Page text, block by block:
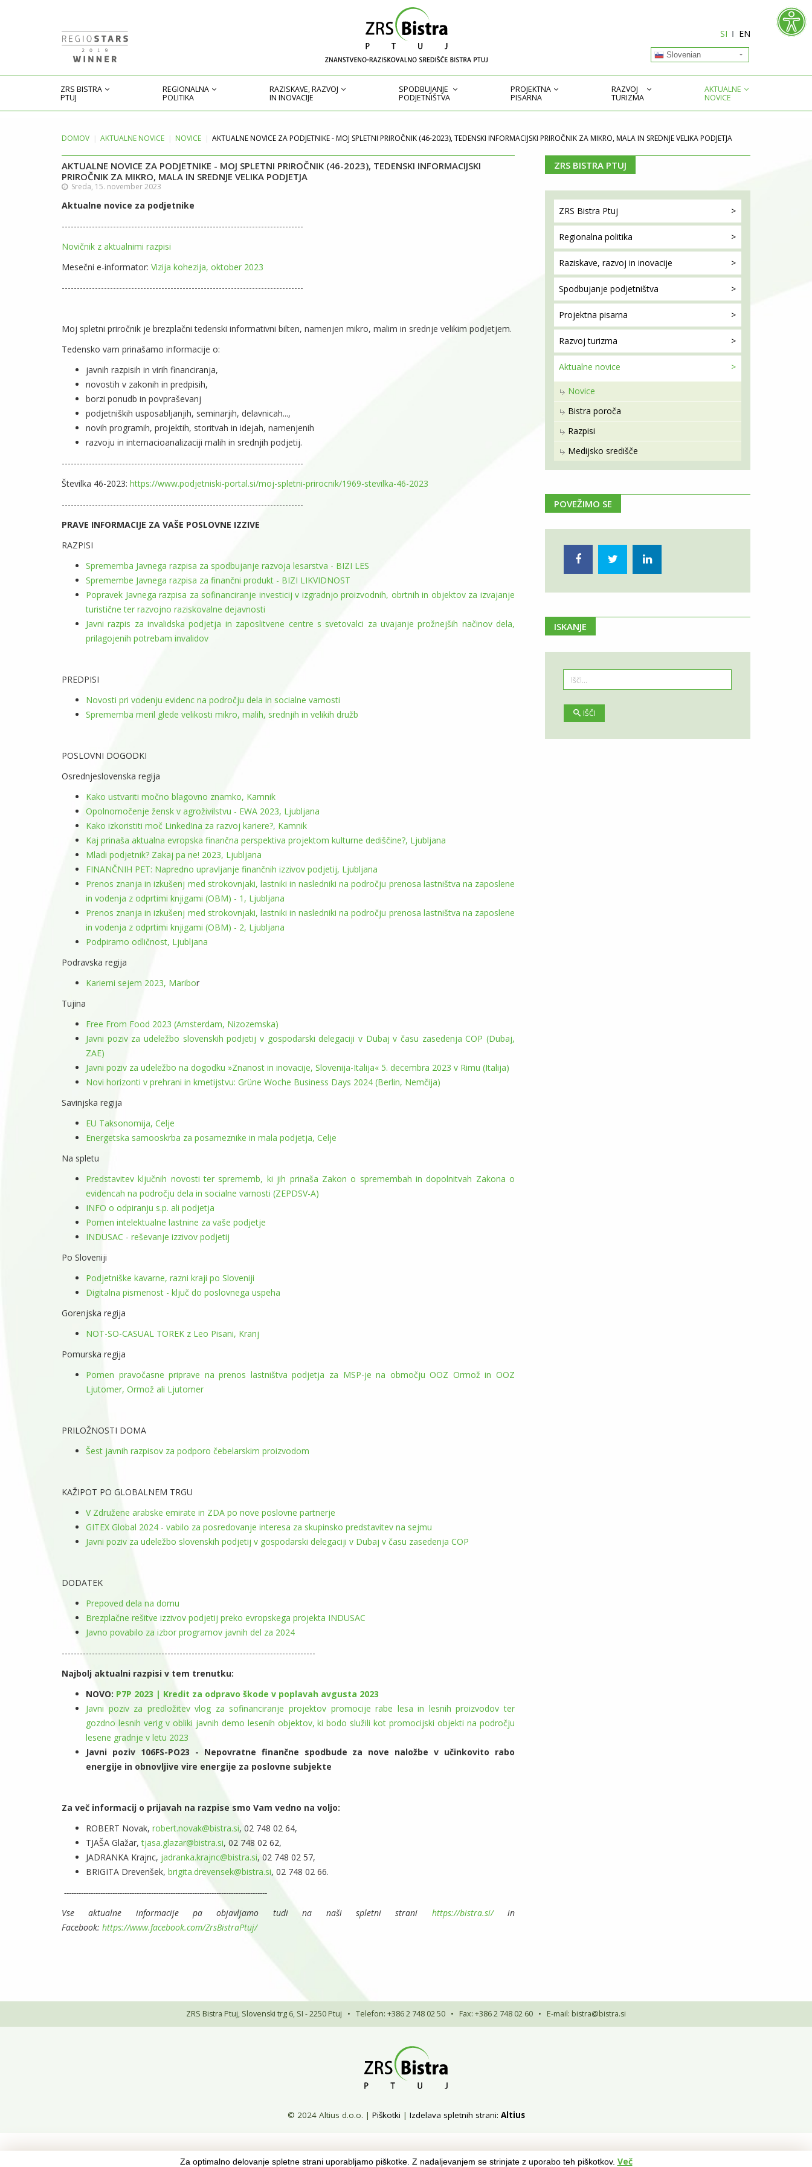
SI EN
Slovenian
ZRS BISTRA
PTUJ
REGIONALNA
POLITIKA
RAZISKAVE, RAZVOJ
IN INOVACIJE
SPODBUJANJE
PODJETNIŠTVA
PROJEKTNA
PISARNA
RAZVOJ
TURIZMA
AKTUALNE
NOVICE
DOMOV AKTUALNE NOVICE NOVICE AKTUALNE NOVICE ZA PODJETNIKE - MOJ SPLETNI PRIROČNIK (46-2023), TEDENSKI INFORMACIJSKI PRIROČNIK ZA MIKRO, MALA IN SREDNJE VELIKA PODJETJA
AKTUALNE NOVICE ZA PODJETNIKE - MOJ SPLETNI PRIROČNIK (46-2023), TEDENSKI INFORMACIJSKI
PRIROČNIK ZA MIKRO, MALA IN SREDNJE VELIKA PODJETJA
Sreda, 15. november 2023
Aktualne novice za podjetnike
--------------------------------------------------------------------------------
Novičnik z aktualnimi razpisi
Mesečni e-informator: Vizija kohezija, oktober 2023
--------------------------------------------------------------------------------
Moj spletni priročnik je brezplačni tedenski informativni bilten, namenjen mikro, malim in srednje velikim podjetjem.
Tedensko vam prinašamo informacije o:
javnih razpisih in virih financiranja,
novostih v zakonih in predpisih,
borzi ponudb in povpraševanj
podjetniških usposabljanjih, seminarjih, delavnicah...,
novih programih, projektih, storitvah in idejah, namenjenih
razvoju in internacioanalizaciji malih in srednjih podjetij.
--------------------------------------------------------------------------------
Številka 46-2023: https://www.podjetniski-portal.si/moj-spletni-prirocnik/1969-stevilka-46-2023
--------------------------------------------------------------------------------
PRAVE INFORMACIJE ZA VAŠE POSLOVNE IZZIVE
RAZPISI
Sprememba Javnega razpisa za spodbujanje razvoja lesarstva - BIZI LES
Spremembe Javnega razpisa za finančni produkt - BIZI LIKVIDNOST
Popravek Javnega razpisa za sofinanciranje investicij v izgradnjo proizvodnih, obrtnih in objektov za izvajanje
turistične ter razvojno raziskovalne dejavnosti
Javni razpis za invalidska podjetja in zaposlitvene centre s svetovalci za uvajanje prožnejših načinov dela,
prilagojenih potrebam invalidov
PREDPISI
Novosti pri vodenju evidenc na področju dela in socialne varnosti
Sprememba meril glede velikosti mikro, malih, srednjih in velikih družb
POSLOVNI DOGODKI
Osrednjeslovenska regija
Kako ustvariti močno blagovno znamko, Kamnik
Opolnomočenje žensk v agroživilstvu - EWA 2023, Ljubljana
Kako izkoristiti moč LinkedIna za razvoj kariere?, Kamnik
Kaj prinaša aktualna evropska finančna perspektiva projektom kulturne dediščine?, Ljubljana
Mladi podjetnik? Zakaj pa ne! 2023, Ljubljana
FINANČNIH PET: Napredno upravljanje finančnih izzivov podjetij, Ljubljana
Prenos znanja in izkušenj med strokovnjaki, lastniki in nasledniki na področju prenosa lastništva na zaposlene
in vodenja z odprtimi knjigami (OBM) - 1, Ljubljana
Prenos znanja in izkušenj med strokovnjaki, lastniki in nasledniki na področju prenosa lastništva na zaposlene
in vodenja z odprtimi knjigami (OBM) - 2, Ljubljana
Podpiramo odličnost, Ljubljana
Podravska regija
Karierni sejem 2023, Maribor
Tujina
Free From Food 2023 (Amsterdam, Nizozemska)
Javni poziv za udeležbo slovenskih podjetij v gospodarski delegaciji v Dubaj v času zasedenja COP (Dubaj,
ZAE)
Javni poziv za udeležbo na dogodku »Znanost in inovacije, Slovenija-Italija« 5. decembra 2023 v Rimu (Italija)
Novi horizonti v prehrani in kmetijstvu: Grüne Woche Business Days 2024 (Berlin, Nemčija)
Savinjska regija
EU Taksonomija, Celje
Energetska samooskrba za posameznike in mala podjetja, Celje
Na spletu
Predstavitev ključnih novosti ter sprememb, ki jih prinaša Zakon o spremembah in dopolnitvah Zakona o
evidencah na področju dela in socialne varnosti (ZEPDSV-A)
INFO o odpiranju s.p. ali podjetja
Pomen intelektualne lastnine za vaše podjetje
INDUSAC - reševanje izzivov podjetij
Po Sloveniji
Podjetniške kavarne, razni kraji po Sloveniji
Digitalna pismenost - ključ do poslovnega uspeha
Gorenjska regija
NOT-SO-CASUAL TOREK z Leo Pisani, Kranj
Pomurska regija
Pomen pravočasne priprave na prenos lastništva podjetja za MSP-je na območju OOZ Ormož in OOZ
Ljutomer, Ormož ali Ljutomer
PRILOŽNOSTI DOMA
Šest javnih razpisov za podporo čebelarskim proizvodom
KAŽIPOT PO GLOBALNEM TRGU
V Združene arabske emirate in ZDA po nove poslovne partnerje
GITEX Global 2024 - vabilo za posredovanje interesa za skupinsko predstavitev na sejmu
Javni poziv za udeležbo slovenskih podjetij v gospodarski delegaciji v Dubaj v času zasedenja COP
DODATEK
Prepoved dela na domu
Brezplačne rešitve izzivov podjetij preko evropskega projekta INDUSAC
Javno povabilo za izbor programov javnih del za 2024
------------------------------------------------------------------------------------
Najbolj aktualni razpisi v tem trenutku:
NOVO: P7P 2023 | Kredit za odpravo škode v poplavah avgusta 2023
Javni poziv za predložitev vlog za sofinanciranje projektov promocije rabe lesa in lesnih proizvodov ter
gozdno lesnih verig v obliki javnih demo lesenih objektov, ki bodo služili kot promocijski objekti na področju
lesene gradnje v letu 2023
Javni poziv 106FS-PO23 - Nepovratne finančne spodbude za nove naložbe v učinkovito rabo
energije in obnovljive vire energije za poslovne subjekte
Za več informacij o prijavah na razpise smo Vam vedno na voljo:
ROBERT Novak, robert.novak@bistra.si, 02 748 02 64,
TJAŠA Glažar,tjasa.glazar@bistra.si, 02 748 02 62,
JADRANKA Krajnc, jadranka.krajnc@bistra.si, 02 748 02 57,
BRIGITA Drevenšek, brigita.drevensek@bistra.si, 02 748 02 66.
------------------------------------------------------------------------------------
Vse aktualne informacije pa objavljamo tudi na naši spletni strani https://bistra.si/in
Facebook: https://www.facebook.com/ZrsBistraPtuj/
ZRS BISTRA PTUJ
ZRS Bistra Ptuj
Regionalna politika
Raziskave, razvoj in inovacije
Spodbujanje podjetništva
Projektna pisarna
Razvoj turizma
Aktualne novice
Novice
Bistra poroča
Razpisi
Medijsko središče
POVEŽIMO SE
ISKANJE
IŠČI
ZRS Bistra Ptuj, Slovenski trg 6, SI - 2250 Ptuj • Telefon: +386 2 748 02 50 • Fax: +386 2 748 02 60 • E-mail: bistra@bistra.si
© 2024 Altius d.o.o. | Piškotki | Izdelava spletnih strani: Altius
Za optimalno delovanje spletne strani uporabljamo piškotke. Z nadaljevanjem se strinjate z uporabo teh piškotkov. Več